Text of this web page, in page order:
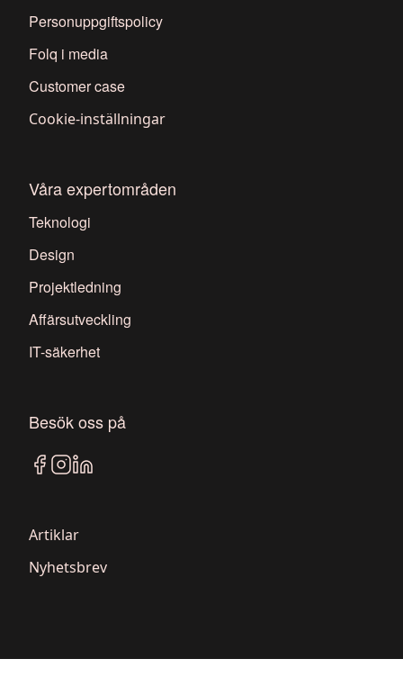
Personuppgiftspolicy
Folq i media
Customer case
Cookie-inställningar
Våra expertområden
Teknologi
Design
Projektledning
Affärsutveckling
IT-säkerhet
Besök oss på
Artiklar
Nyhetsbrev